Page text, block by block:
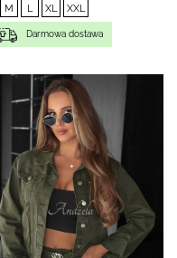
M L XL XXL
Darmowa dostawa